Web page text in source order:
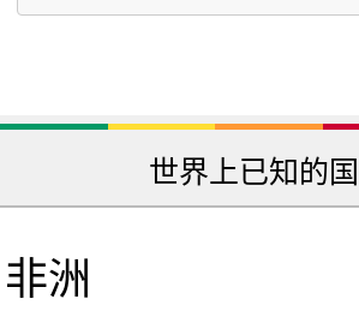
世界上已知的
非洲